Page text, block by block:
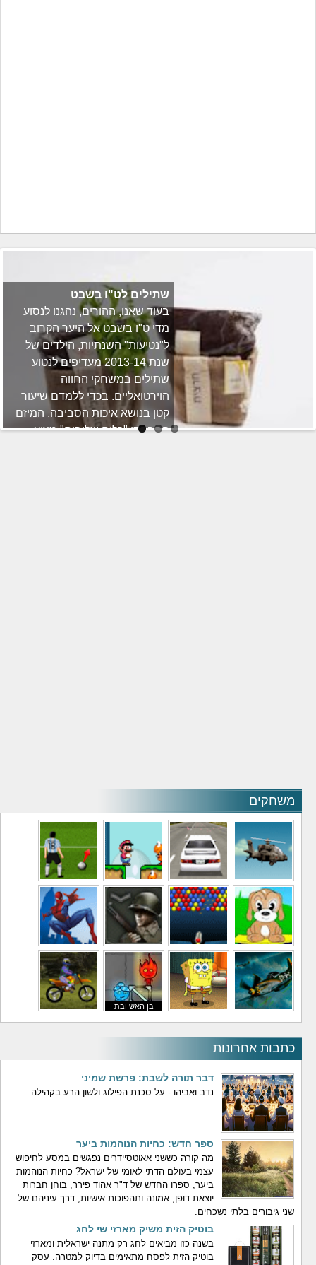
משחקים
משחקי מסוקים משחקי מכוניות משחקי סופר מריו משחקי כדורגל
משחקי לילדים משחקי באבלס משחקי מלחמה משחקי גיבורים
בן האש ובת
כתבות אחרונות
דבר תורה לשבת: פרשת שמיני
נדב ואביהו - על סכנת הפילוג ולשון הרע בקהילה.
ספר חדש: כחיות הנוהמות ביער
מה קורה כששני אאוטסיידרים נפגשים במסע לחיפוש
עצמי בעולם הדתי-לאומי של ישראל? כחיות הנוהמות
ביער, ספרו החדש של ד"ר אהוד פירר, בוחן חברות
יוצאת דופן, אמונה ותהפוכות אישיות, דרך עיניהם של
שני גיבורים בלתי נשכחים.
בוטיק הזית משיק מארזי שי לחג
בשנה כזו מביאים לחג רק מתנה ישראלית ומארזי
בוטיק הזית לפסח מתאימים בדיוק למטרה. עסק
שתילים לט"ו בשבט
בעוד שאנו, ההורים, נהגנו לנסוע
מדי ט"ו בשבט אל היער הקרוב
ל"נטיעות" השנתיות, הילדים של
שנת 2013-14 מעדיפים לנטוע
שתילים במשחקי החווה
הוירטואליים. בכדי ללמדם שיעור
קטן בנושא איכות הסביבה, המיזם
החברתי "כלים שלובים" מציע